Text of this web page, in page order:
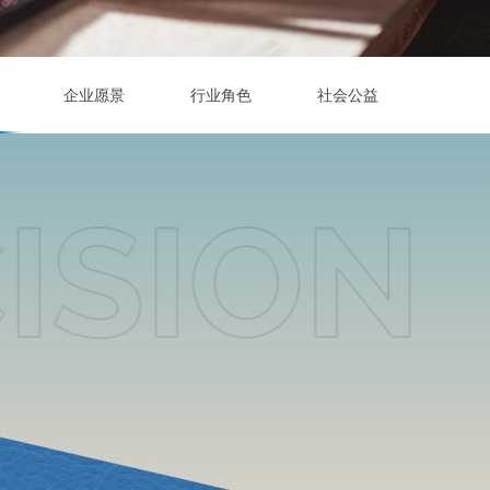
企业愿景 行业角色 社会公益